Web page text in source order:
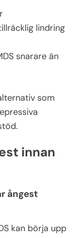
lindring
snarare än
som
innan
ångest
kan börja upp